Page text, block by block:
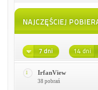
1 IrfanView
38 pobrań